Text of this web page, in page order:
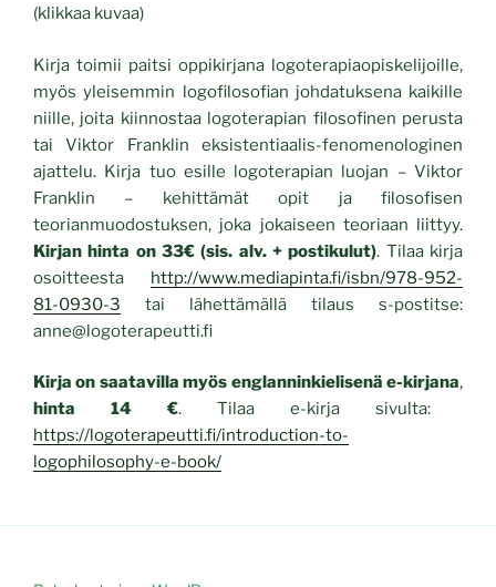
(klikkaa kuvaa)
Kirja toimii paitsi oppikirjana logoterapiaopiskelijoille,
myös yleisemmin logofilosofian johdatuksena kaikille
niille, joita kiinnostaa logoterapian filosofinen perusta
tai Viktor Franklin eksistentiaalis-fenomenologinen
ajattelu. Kirja tuo esille logoterapian luojan – Viktor
Franklin – kehittämät opit ja filosofisen
teorianmuodostuksen, joka jokaiseen teoriaan liittyy.
Kirjan hinta on 33€ (sis. alv. + postikulut). Tilaa kirja
osoitteesta http://www.mediapinta.fi/isbn/978-952-
81-0930-3 tai lähettämällä tilaus s-postitse:
anne@logoterapeutti.fi
Kirja on saatavilla myös englanninkielisenä e-kirjana,
hinta 14 €. Tilaa e-kirja sivulta:
https://logoterapeutti.fi/introduction-to-
logophilosophy-e-book/